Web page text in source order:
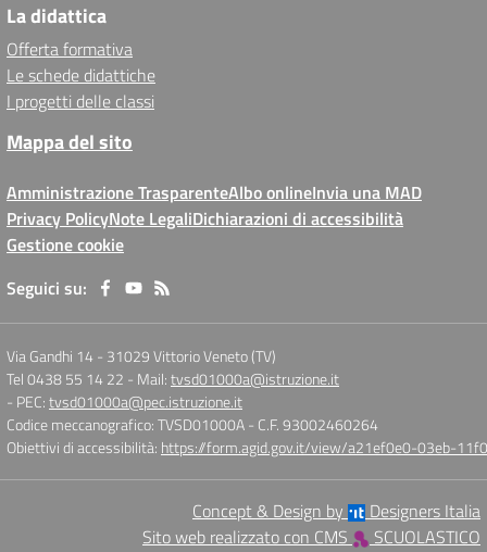
La didattica
Offerta formativa
Le schede didattiche
I progetti delle classi
Mappa del sito
Amministrazione TrasparenteAlbo onlineInvia una MAD
Privacy PolicyNote LegaliDichiarazioni di accessibilità
Gestione cookie
Seguici su:
Via Gandhi 14 - 31029 Vittorio Veneto (TV)
Tel 0438 55 14 22 - Mail:tvsd01000a@istruzione.it
- PEC:tvsd01000a@pec.istruzione.it
Codice meccanografico: TVSD01000A- C.F. 93002460264
Obiettivi di accessibilità: https://form.agid.gov.it/view/a21ef0e0-03eb-
Concept & Design by
Designers Italia
Sito web realizzato con CMS
SCUOLASTICO